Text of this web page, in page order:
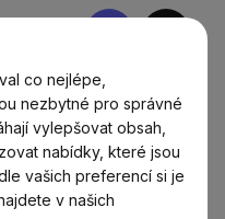
co nejlépe,
nezbytné pro správné
vylepšovat obsah,
nabídky, které jsou
vašich preferencí si je
v našich
Nákupní
krekry
Ovoce v
v hořké